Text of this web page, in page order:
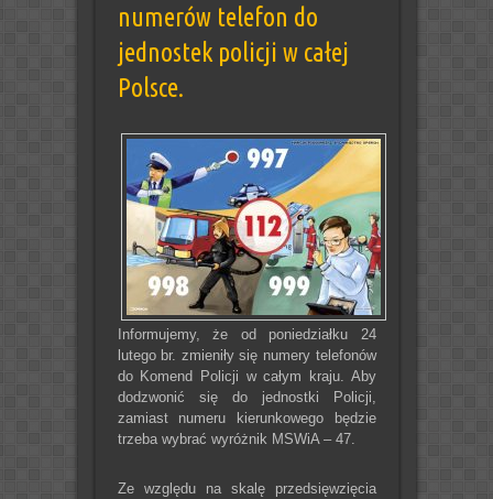
numerów telefon do
jednostek policji w całej
Polsce.
Informujemy, że od poniedziałku 24
lutego br. zmieniły się numery telefonów
do Komend Policji w całym kraju. Aby
dodzwonić się do jednostki Policji,
zamiast numeru kierunkowego będzie
trzeba wybrać wyróżnik MSWiA – 47.
Ze względu na skalę przedsięwzięcia